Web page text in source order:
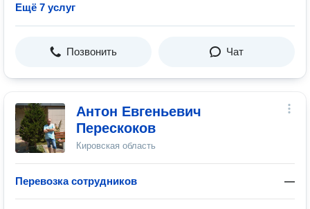
Ещё 7 услуг
Позвонить Чат
Антон Евгеньевич
Перескоков
Кировская область
Перевозка сотрудников —